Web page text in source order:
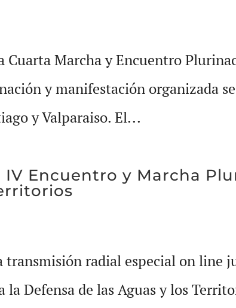
Cuarta Marcha y Encuentro
y manifestación organizada
y Valparaiso. El...
Encuentro y Marcha
transmisión radial especial on line
Defensa de las Aguas y los